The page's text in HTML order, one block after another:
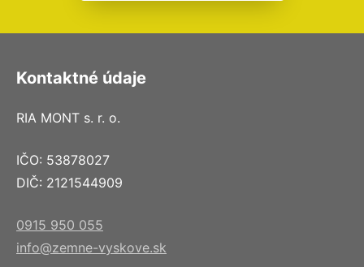
Kontaktné údaje
RIA MONT s. r. o.
IČO: 53878027
DIČ: 2121544909
0915 950 055
info@zemne-vyskove.sk